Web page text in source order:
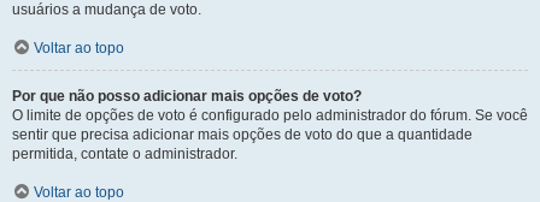
usuários a mudança de voto.
Voltar ao topo
Por que não posso adicionar mais opções de voto?
O limite de opções de voto é configurado pelo administrador do fórum. Se você
sentir que precisa adicionar mais opções de voto do que a quantidade
permitida, contate o administrador.
Voltar ao topo